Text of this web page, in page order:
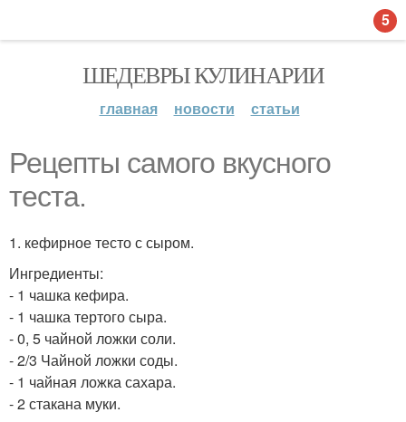
ШЕДЕВРЫ КУЛИНАРИИ
главная новости статьи
Рецепты самого вкусного
теста.
1. кефирное тесто с сыром.
Ингредиенты:
- 1 чашка кефира.
- 1 чашка тертого сыра.
- 0, 5 чайной ложки соли.
- 2/3 Чайной ложки соды.
- 1 чайная ложка сахара.
- 2 стакана муки.
5